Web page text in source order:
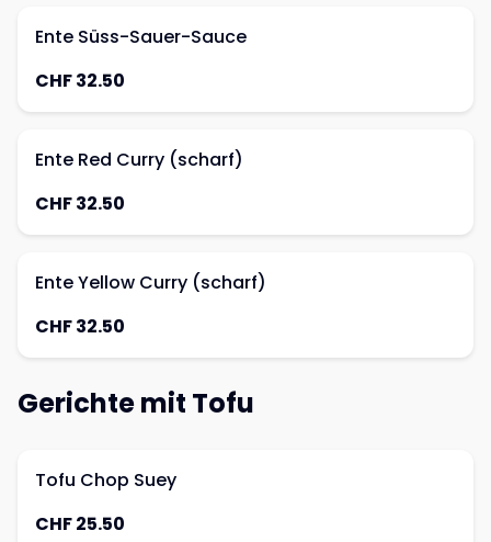
Ente Süss-Sauer-Sauce
CHF 32.50
Ente Red Curry (scharf)
CHF 32.50
Ente Yellow Curry (scharf)
CHF 32.50
Gerichte mit Tofu
Tofu Chop Suey
CHF 25.50